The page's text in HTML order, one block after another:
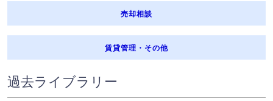
売却相談
賃貸管理・その他
過去ライブラリー